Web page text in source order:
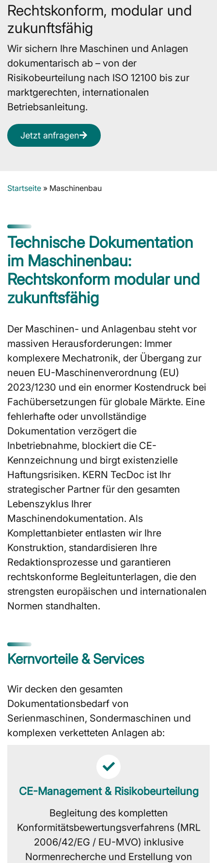
Rechtskonform, modular und
zukunftsfähig
Wir sichern Ihre Maschinen und Anlagen
dokumentarisch ab – von der
Risikobeurteilung nach ISO 12100 bis zur
marktgerechten, internationalen
Betriebsanleitung.
Jetzt anfragen
Startseite » Maschinenbau
Technische Dokumentation
im Maschinenbau:
Rechtskonform modular und
zukunftsfähig
Der Maschinen- und Anlagenbau steht vor
massiven Herausforderungen: Immer
komplexere Mechatronik, der Übergang zur
neuen EU-Maschinenverordnung (EU)
2023/1230 und ein enormer Kostendruck bei
Fachübersetzungen für globale Märkte. Eine
fehlerhafte oder unvollständige
Dokumentation verzögert die
Inbetriebnahme, blockiert die CE-
Kennzeichnung und birgt existenzielle
Haftungsrisiken. KERN TecDoc ist Ihr
strategischer Partner für den gesamten
Lebenszyklus Ihrer
Maschinendokumentation. Als
Komplettanbieter entlasten wir Ihre
Konstruktion, standardisieren Ihre
Redaktionsprozesse und garantieren
rechtskonforme Begleitunterlagen, die den
strengsten europäischen und internationalen
Normen standhalten.
Kernvorteile & Services
Wir decken den gesamten
Dokumentationsbedarf von
Serienmaschinen, Sondermaschinen und
komplexen verketteten Anlagen ab:
CE-Management & Risikobeurteilung
Begleitung des kompletten
Konformitätsbewertungsverfahrens (MRL
2006/42/EG / EU-MVO) inklusive
Normenrecherche und Erstellung von